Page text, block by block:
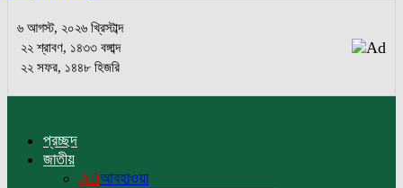
৬ আগস্ট, ২০২৬ খ্রিস্টাব্দ
২২ শ্রাবণ, ১৪৩৩ বঙ্গাব্দ
২২ সফর, ১৪৪৮ হিজরি
প্রচ্ছদ
জাতীয়
Allআবহাওয়া